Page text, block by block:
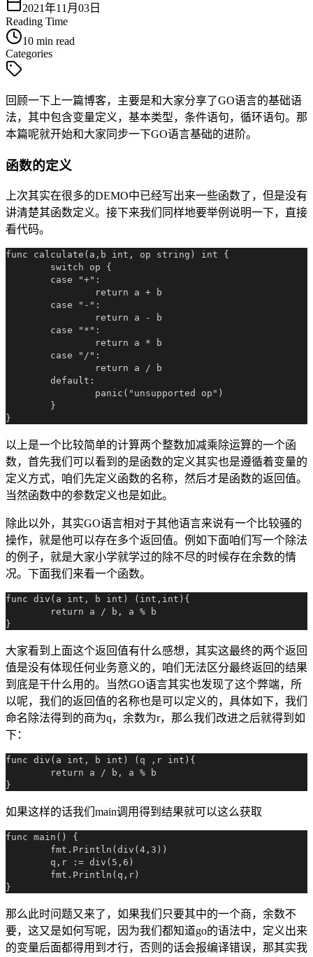
2021年11月03日
Reading Time
10 min read
Categories
回顾一下上一篇博客，主要是和大家分享了GO语言的基础语
法，其中包含变量定义，基本类型，条件语句，循环语句。那
本篇呢就开始和大家同步一下GO语言基础的进阶。
函数的定义
上次其实在很多的DEMO中已经写出来一些函数了，但是没有
讲清楚其函数定义。接下来我们同样地要举例说明一下，直接
看代码。
func calculate(a,b int, op string) int {
以上是一个比较简单的计算两个整数加减乘除运算的一个函
数，首先我们可以看到的是函数的定义其实也是遵循着变量的
定义方式，咱们先定义函数的名称，然后才是函数的返回值。
当然函数中的参数定义也是如此。
除此以外，其实GO语言相对于其他语言来说有一个比较骚的
操作，就是他可以存在多个返回值。例如下面咱们写一个除法
的例子，就是大家小学就学过的除不尽的时候存在余数的情
况。下面我们来看一个函数。
func div(a int, b int) (int,int){
大家看到上面这个返回值有什么感想，其实这最终的两个返回
值是没有体现任何业务意义的，咱们无法区分最终返回的结果
到底是干什么用的。当然GO语言其实也发现了这个弊端，所
以呢，我们的返回值的名称也是可以定义的，具体如下，我们
命名除法得到的商为q，余数为r，那么我们改进之后就得到如
下：
func div(a int, b int) (q ,r int){
如果这样的话我们main调用得到结果就可以这么获取
func main() {
那么此时问题又来了，如果我们只要其中的一个商，余数不
要，这又是如何写呢，因为我们都知道go的语法中，定义出来
的变量后面都得用到才行，否则的话会报编译错误，那其实我